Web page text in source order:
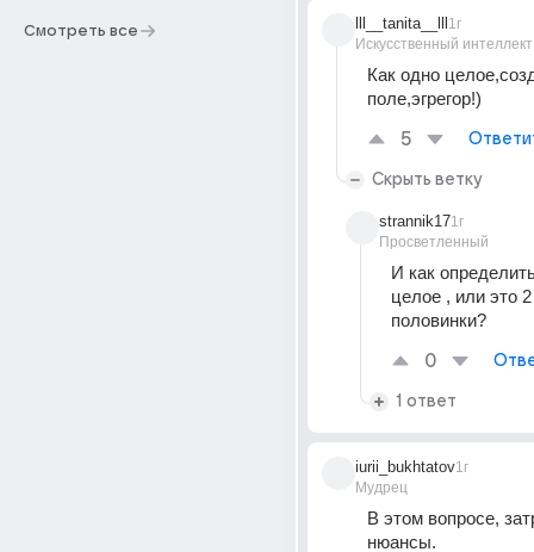
Смотреть все lll__tanita__lll
Искусственный интеллект
1г
Как одно
поле,эгрегор!)
5
Скрыть ветку
strannik17
Просветленный
1г
И как
целое , или это
половинки?
0
1 ответ
iurii_bukhtatov
Мудрец
1г
В этом вопросе,
нюансы.